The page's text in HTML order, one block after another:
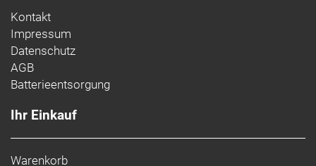
Kontakt
Impressum
Datenschutz
AGB
Batterieentsorgung
Ihr Einkauf
Warenkorb